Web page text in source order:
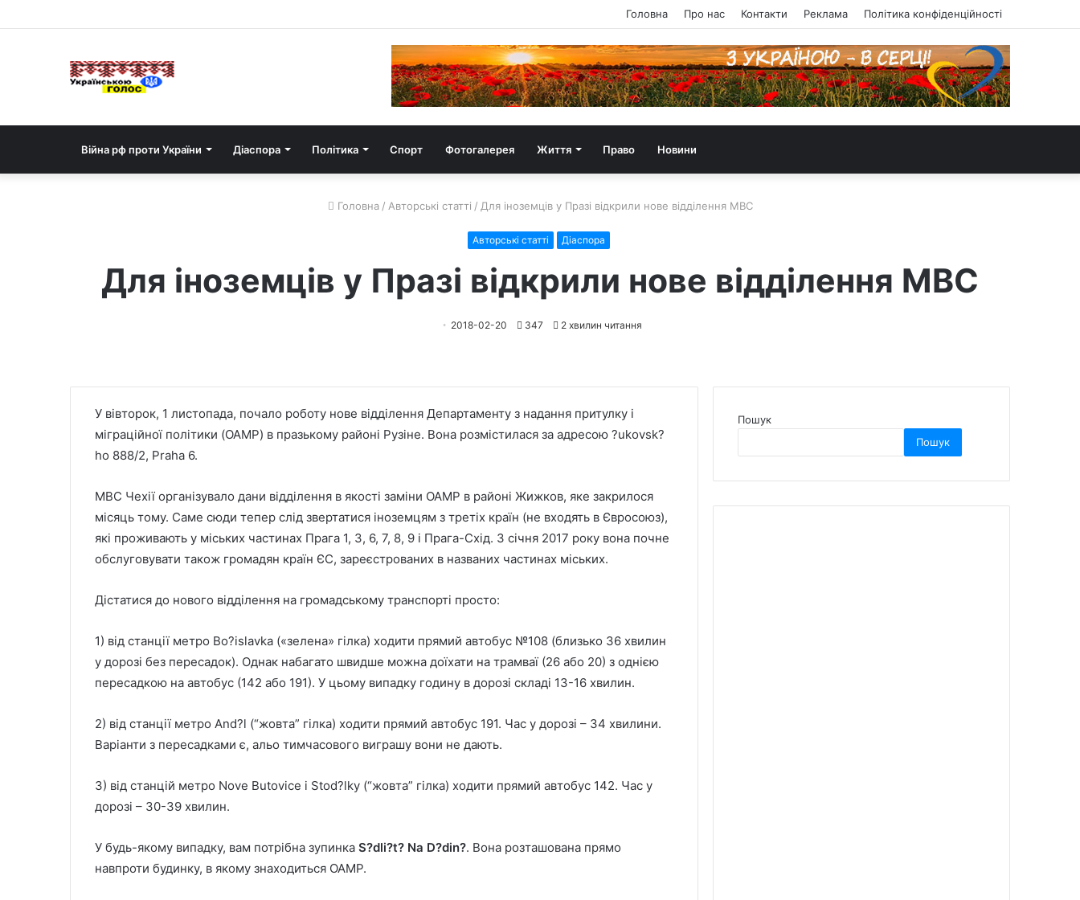
Головна Про нас Контакти Реклама Політика конфіденційності
Війна рф проти України Діаспора Політика Спорт Фотогалерея Життя Право Новини
Головна / Авторські статті / Для іноземців у Празі відкрили нове відділення МВС
Авторські статті Діаспора
Для іноземців у Празі відкрили нове відділення МВС
2018-02-20 347 2 хвилин читання
У вівторок, 1 листопада, почало роботу нове відділення Департаменту з надання притулку і
міграційної політики (OAMP) в празькому районі Рузіне. Вона розмістилася за адресою ?ukovsk?
ho 888/2, Praha 6.
МВС Чехії організувало дани відділення в якості заміни OAMP в районі Жижков, яке закрилося
місяць тому. Саме сюди тепер слід звертатися іноземцям з третіх країн (не входять в Євросоюз),
які проживають у міських частинах Прага 1, 3, 6, 7, 8, 9 і Прага-Схід. З січня 2017 року вона почне
обслуговувати також громадян країн ЄС, зареєстрованих в названих частинах міських.
Дістатися до нового відділення на громадському транспорті просто:
1) від станції метро Bo?islavka («зелена» гілка) ходити прямий автобус №108 (близько 36 хвилин
у дорозі без пересадок). Однак набагато швидше можна доїхати на трамваї (26 або 20) з однією
пересадкою на автобус (142 або 191). У цьому випадку годину в дорозі складі 13-16 хвилин.
2) від станції метро And?l (“жовта” гілка) ходити прямий автобус 191. Час у дорозі – 34 хвилини.
Варіанти з пересадками є, альо тимчасового виграшу вони не дають.
3) від станцій метро Nove Butovice і Stod?lky (“жовта” гілка) ходити прямий автобус 142. Час у
дорозі – 30-39 хвилин.
У будь-якому випадку, вам потрібна зупинка S?dli?t? Na D?din?. Вона розташована прямо
навпроти будинку, в якому знаходиться OAMP.
Пошук
Пошук